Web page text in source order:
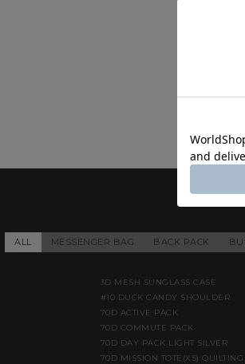
ALL MESSENGER BAG BACK PACK
3D MESH SUNGLASS CASE
#10 DUCK CANDY SHOULDER
70D ACTIVE PACK
70D COMMUTE PACK
70D DAY PACK LIGHT SILVER
70D MISSION TOTE(XS) QUILTING